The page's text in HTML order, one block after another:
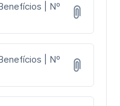
| Nº
| Nº